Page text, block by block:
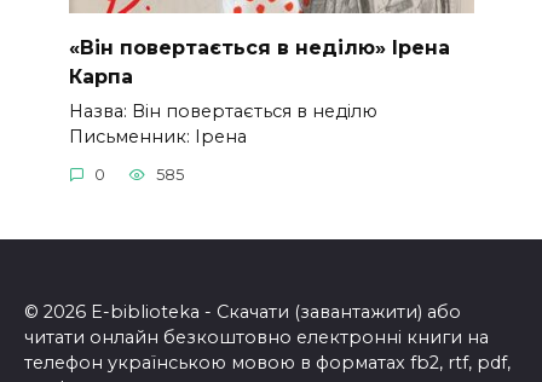
«Він повертається в неділю» Ірена
Карпа
Назва: Він повертається в неділю
Письменник: Ірена
0 585
© 2026 E-biblioteka - Скачати (завантажити) або
читати онлайн безкоштовно електронні книги на
телефон українською мовою в форматах fb2, rtf, pdf,